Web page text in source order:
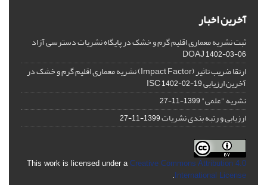
آخرین اخبار
ثبت نشریه معماری اقلیم گرم و خشک در پایگاه نشریات دسترسی آزاد
DOAJ1402-03-06
ارتقا ضریب تاثیر (Impact Factor) نشریه معماری اقلیم گرم و خشک در
آخرین ارزیابی ISC1402-02-19
نشریه "علمی"1399-11-27
ارزیابی و رتبه بندی نشریات1399-11-27
This work is licensed under a Creative Commons Attribution 4.0
International License
.